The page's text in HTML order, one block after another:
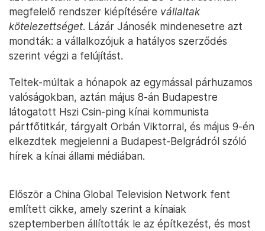
megfelelő rendszer kiépítésére vállaltak
kötelezettséget. Lázár Jánosék mindenesetre azt
mondták: a vállalkozójuk a hatályos szerződés
szerint végzi a felújítást.
Teltek-múltak a hónapok az egymással párhuzamos
valóságokban, aztán május 8-án Budapestre
látogatott Hszi Csin-ping kínai kommunista
pártfőtitkár, tárgyalt Orbán Viktorral, és május 9-én
elkezdtek megjelenni a Budapest-Belgrádról szóló
hírek a kínai állami médiában.
Először a China Global Television Network fent
említett cikke, amely szerint a kínaiak
szeptemberben állították le az építkezést, és most